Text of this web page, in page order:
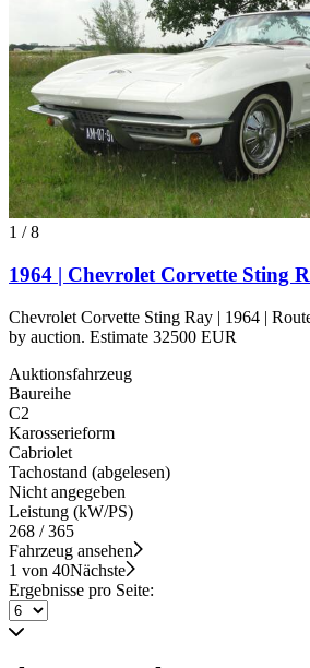
1 /8
1964 | Chevrolet Corvette Sting
Chevrolet Corvette Sting Ray | 1964 |
by auction. Estimate 32500 EUR
Auktionsfahrzeug
Baureihe
C2
Karosserieform
Cabriolet
Tachostand (abgelesen)
Nicht angegeben
Leistung (kW/PS)
268 / 365
Fahrzeug ansehen
1 von 40Nächste
Ergebnisse pro Seite: